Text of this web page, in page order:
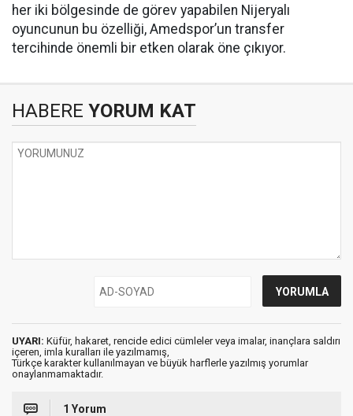
her iki bölgesinde de görev yapabilen Nijeryalı
oyuncunun bu özelliği, Amedspor’un transfer
tercihinde önemli bir etken olarak öne çıkıyor.
HABERE YORUM KAT
UYARI: Küfür, hakaret, rencide edici cümleler veya imalar, inançlara saldırı
içeren, imla kuralları ile yazılmamış,
Türkçe karakter kullanılmayan ve büyük harflerle yazılmış yorumlar
onaylanmamaktadır.
1 Yorum